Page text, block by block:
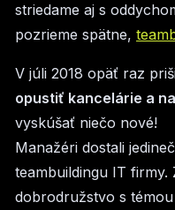
striedame aj s
pozrieme spätne,
V júli 2018 opäť raz
opustiť kancelárie a
vyskúšať niečo nové!
Manažéri dostali
teambuildingu IT
dobrodružstvo s témou